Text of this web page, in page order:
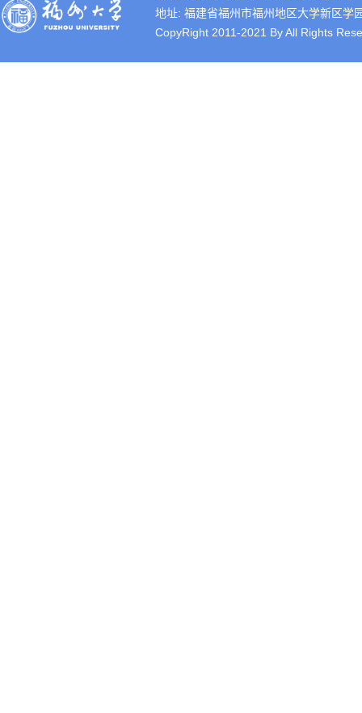
地址: 福建省福州市福州地区大学新区
CopyRight 2011-2021 By All Rights